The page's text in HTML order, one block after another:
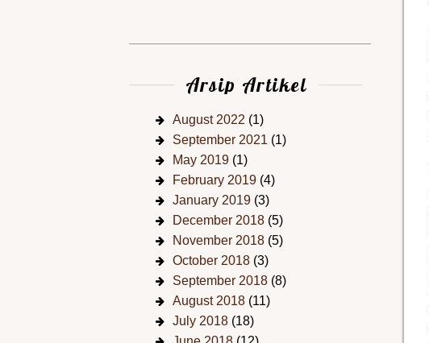
Arsip Artikel
August 2022 (1)
September 2021 (1)
May 2019 (1)
February 2019 (4)
January 2019 (3)
December 2018 (5)
November 2018 (5)
October 2018 (3)
September 2018 (8)
August 2018 (11)
July 2018 (18)